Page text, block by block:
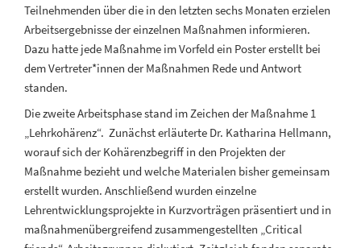
Teilnehmenden über die in den letzten sechs Monaten erzielen
Arbeitsergebnisse der einzelnen Maßnahmen informieren.
Dazu hatte jede Maßnahme im Vorfeld ein Poster erstellt bei
dem Vertreter*innen der Maßnahmen Rede und Antwort
standen.
Die zweite Arbeitsphase stand im Zeichen der Maßnahme 1
„Lehrkohärenz“. Zunächst erläuterte Dr. Katharina Hellmann,
worauf sich der Kohärenzbegriff in den Projekten der
Maßnahme bezieht und welche Materialen bisher gemeinsam
erstellt wurden. Anschließend wurden einzelne
Lehrentwicklungsprojekte in Kurzvorträgen präsentiert und in
maßnahmenübergreifend zusammengestellten „Critical